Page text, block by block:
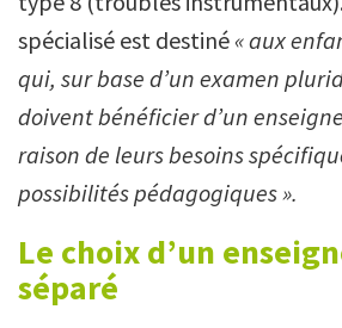
spécialisé est destiné « aux
qui, sur base d’un examen
doivent bénéficier d’un
raison de leurs besoins
possibilités pédagogiques ».
Le choix d’un
séparé